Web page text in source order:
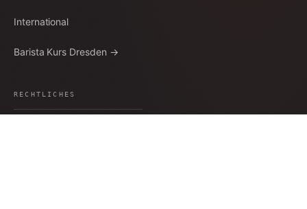
International
Barista Kurs Dresden →
RECHTLICHES